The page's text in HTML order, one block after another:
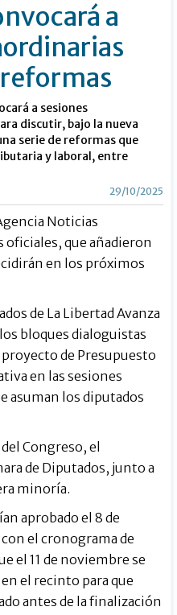
a
a sesiones
discutir, bajo la nueva
serie de reformas que
y laboral, entre
29/10/2025
Noticias
que añadieron
en los próximos
de La Libertad Avanza
bloques dialoguistas
de Presupuesto
en las sesiones
asuman los diputados
Congreso, el
de Diputados, junto a
minoría.
aprobado el 8 de
el cronograma de
el 11 de noviembre se
el recinto para que
antes de la finalización